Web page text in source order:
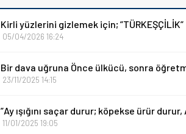
Kirli yüzlerini gizlemek için;
05/04/2026 16:24
Bir dava uğruna Önce ülkücü, sonra
23/11/2025 14:15
”Ay ışığını saçar durur; köpekse ürür
11/01/2025 19:05